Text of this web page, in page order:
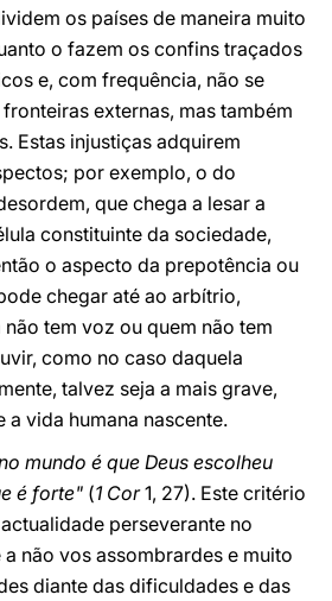
os países de maneira muito
o fazem os confins traçados
e, com frequência, não se
externas, mas também
Estas injustiças adquirem
por exemplo, o do
que chega a lesar a
constituinte da sociedade,
o aspecto da prepotência ou
chegar até ao arbítrio,
tem voz ou quem não tem
como no caso daquela
talvez seja a mais grave,
a vida humana nascente.
mundo é que Deus escolheu
é forte" (1 Cor1, 27). Este critério
perseverante no
não vos assombrardes e muito
diante das dificuldades e das